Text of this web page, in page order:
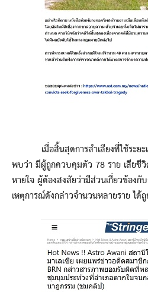
เมื่อสิ้นสุดการสำเลียงที่ใช้ระยะ
พบว่า มีผู้ถูกควบคุมตัว 78 ราย เสียชีวิ
หายใจ ผู้ต้องสงสัยว่ามีส่วนเกี่ยวข้องกั
เหตุการณ์ดังกล่าวจำนวนหลายราย ได้